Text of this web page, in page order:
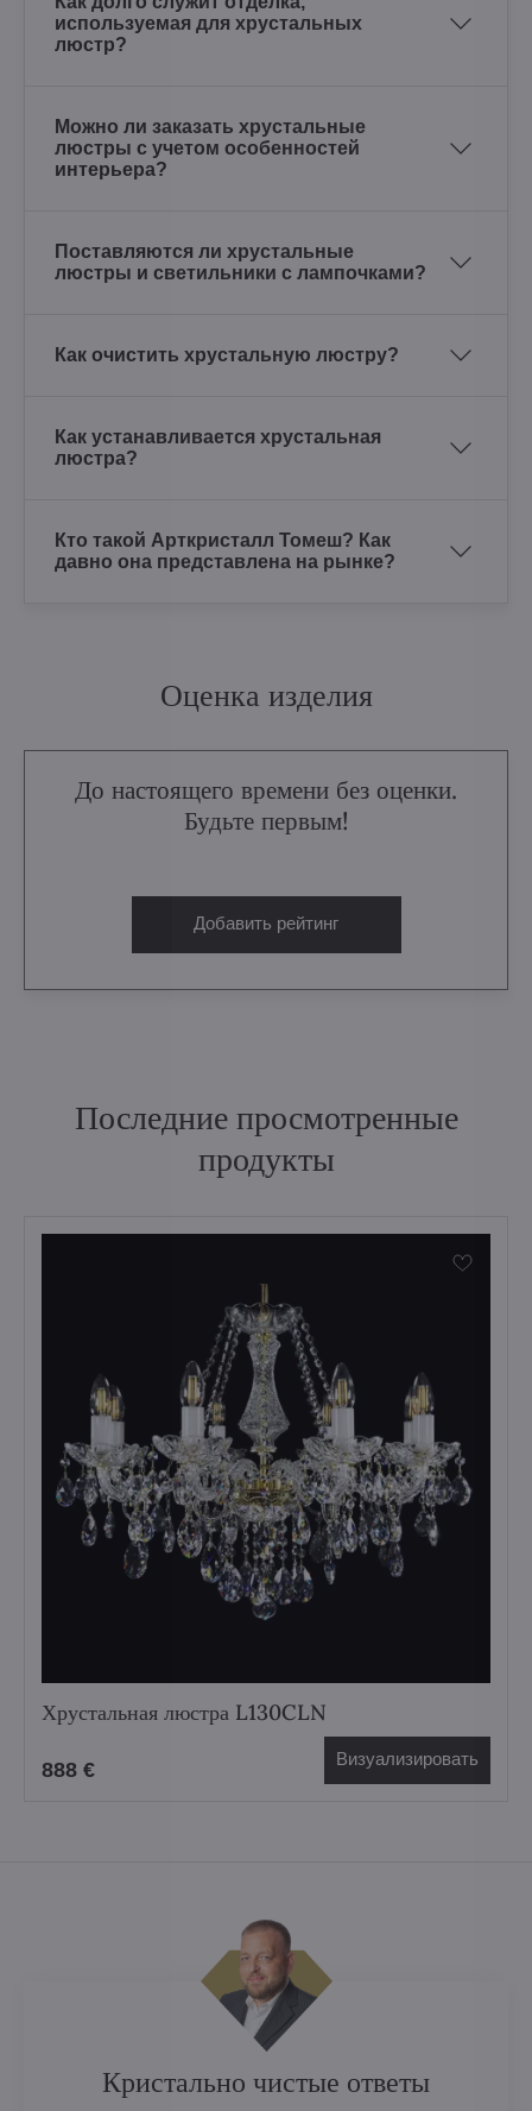
используемая для хрустальных
люстр?
Можно ли заказать хрустальные
люстры с учетом особенностей
интерьера?
Поставляются ли хрустальные
люстры и светильники с лампочками?
Как очистить хрустальную люстру?
Как устанавливается хрустальная
люстра?
Кто такой Арткристалл Томеш? Как
давно она представлена на рынке?
Оценка изделия
До настоящего времени без оценки.
Будьте первым!
Добавить рейтинг
Последние просмотренные
продукты
Хрустальная люстра L130CLN
888 € Визуализировать
Кристально чистые ответы